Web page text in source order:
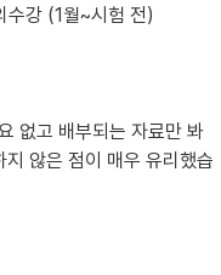
수강 (1월~시험 전)
없고 배부되는 자료만 봐
않은 점이 매우 유리했습